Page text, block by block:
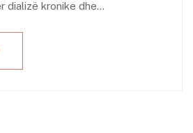
dializë kronike dhe…